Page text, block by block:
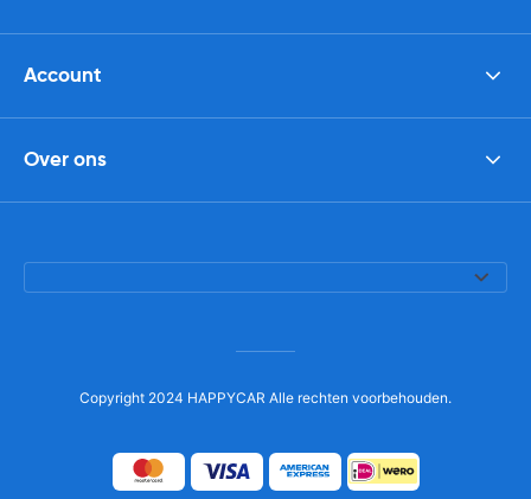
Account
Over ons
Copyright 2024 HAPPYCAR Alle rechten voorbehouden.